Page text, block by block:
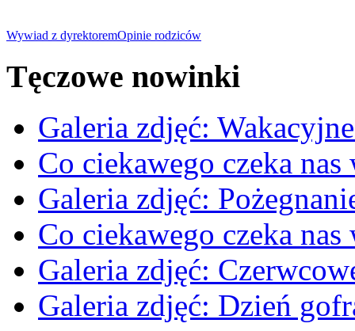
Wywiad z dyrektoremOpinie rodziców
Tęczowe nowinki
Galeria zdjęć:
Co ciekawego czeka
Galeria zdjęć:
Co ciekawego czeka
Galeria zdjęć:
Galeria zdjęć: Dzień